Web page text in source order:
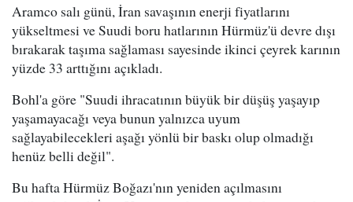
Aramco salı günü, İran savaşının enerji fiyatlarını
yükseltmesi ve Suudi boru hatlarının Hürmüz'ü devre dışı
bırakarak taşıma sağlaması sayesinde ikinci çeyrek karının
yüzde 33 arttığını açıkladı.
Bohl'a göre "Suudi ihracatının büyük bir düşüş yaşayıp
yaşamayacağı veya bunun yalnızca uyum
sağlayabilecekleri aşağı yönlü bir baskı olup olmadığı
henüz belli değil".
Bu hafta Hürmüz Boğazı'nın yeniden açılmasını